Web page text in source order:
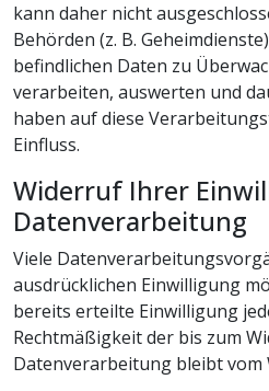
kann daher nicht
Behörden (z. B.
befindlichen Daten zu
verarbeiten, auswerten und
haben auf diese
Einfluss.
Widerruf Ihrer
Datenverarbeitung
Viele
ausdrücklichen Einwilligung
bereits erteilte Einwilligung
Rechtmäßigkeit der bis zum
Datenverarbeitung bleibt